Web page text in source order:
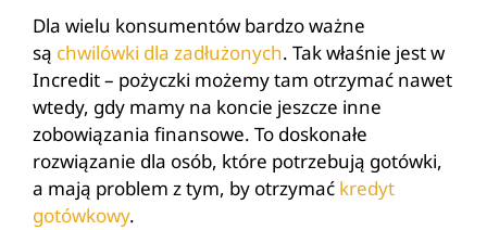
Dla wielu konsumentów bardzo ważne
są chwilówki dla zadłużonych. Tak właśnie jest w
Incredit – pożyczki możemy tam otrzymać nawet
wtedy, gdy mamy na koncie jeszcze inne
zobowiązania finansowe. To doskonałe
rozwiązanie dla osób, które potrzebują gotówki,
a mają problem z tym, by otrzymać kredyt
gotówkowy.